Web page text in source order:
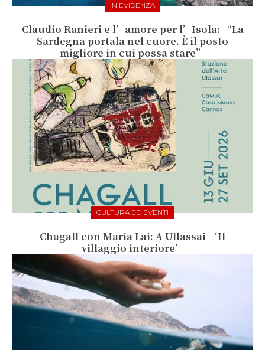
IN EVIDENZA
Claudio Ranieri e l’amore per l’Isola: “La
Sardegna portala nel cuore. È il posto
migliore in cui possa stare”
CULTURA ED EVENTI
Chagall con Maria Lai: A Ullassai ‘Il
villaggio interiore’